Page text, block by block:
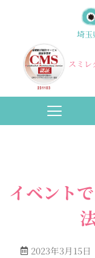
埼玉
スミレ
イベント
2023年3月15日